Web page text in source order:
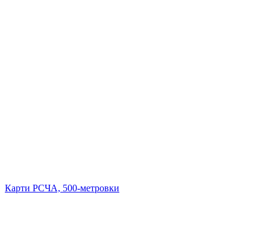
Карти РСЧА, 500-метровки